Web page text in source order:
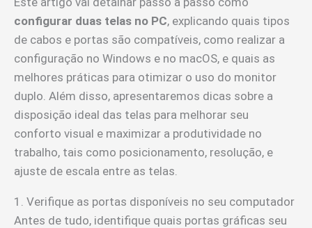
configurar duas telas no PC, explicando quais tipos
de cabos e portas são compatíveis, como realizar a
configuração no Windows e no macOS, e quais as
melhores práticas para otimizar o uso do monitor
duplo. Além disso, apresentaremos dicas sobre a
disposição ideal das telas para melhorar seu
conforto visual e maximizar a produtividade no
trabalho, tais como posicionamento, resolução, e
ajuste de escala entre as telas.
1. Verifique as portas disponíveis no seu computador
Antes de tudo, identifique quais portas gráficas seu